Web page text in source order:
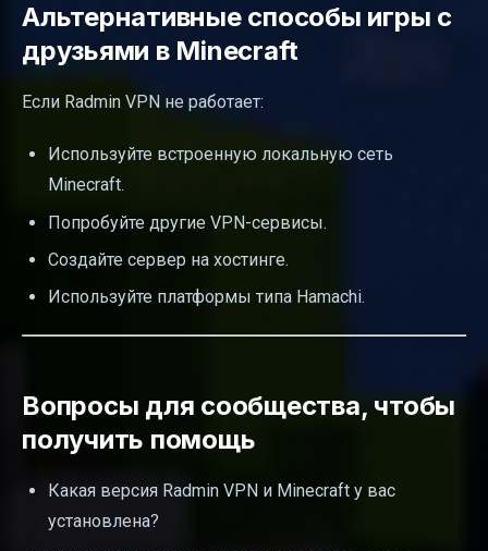
Альтернативные способы игры с
друзьями в Minecraft
Если Radmin VPN не работает:
Используйте встроенную локальную сеть
Minecraft.
Попробуйте другие VPN-сервисы.
Создайте сервер на хостинге.
Используйте платформы типа Hamachi.
Вопросы для сообщества, чтобы
получить помощь
Какая версия Radmin VPN и Minecraft у вас
установлена?